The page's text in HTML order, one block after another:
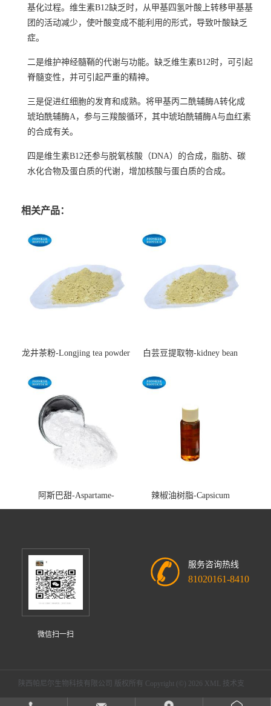
基化过程。维生素B12缺乏时，从甲基四氢叶酸上转移甲基基
团的活动减少，使叶酸变成不能利用的形式，导致叶酸缺乏
症。
二是维护神经髓鞘的代谢与功能。缺乏维生素B12时，可引起
脊髓变性，并可引起严重的精神。
三是促进红细胞的发育和成熟。将甲基丙二酰辅酶A转化成
琥珀酰辅酶A，参与三羧酸循环 ，其中琥珀酰辅酶A与 血红素
的合成有关。
四是维生素B12还参与脱氧核酸 （DNA）的合成，脂肪、碳
水化合物及蛋白质的代谢，增加核酸与蛋白质的合成。
相关产品：
龙井茶粉-Longjing tea powder
白芸豆提取物-kidney bean
阿斯巴甜-Aspartame-
cas:22839-47-0
辣椒油树脂-Capsicum
oleoresin-cas:2023-77-6
微信扫一扫
服务咨询热线
81020161-8410
陕西帕尼尔生物科技有限公司 版权所有 Copyright (©) 2026 XML 技术支